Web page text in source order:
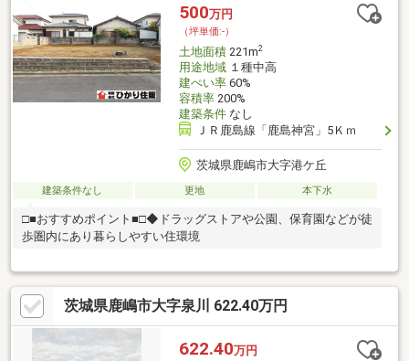
500万円
（坪単価:-）
土地面積221m2
用途地域１種中高
建ぺい率60%
容積率200%
建築条件なし
ＪＲ鹿島線「鹿島神宮」5Ｋｍ
茨城県鹿嶋市大字港ケ丘
建築条件なし 更地 本下水
□■おすすめポイント■□◆ドラッグストアや公園、保育園などが徒
歩圏内にあり暮らしやすい住環境
茨城県鹿嶋市大字泉川 622.40万円
622.40万円